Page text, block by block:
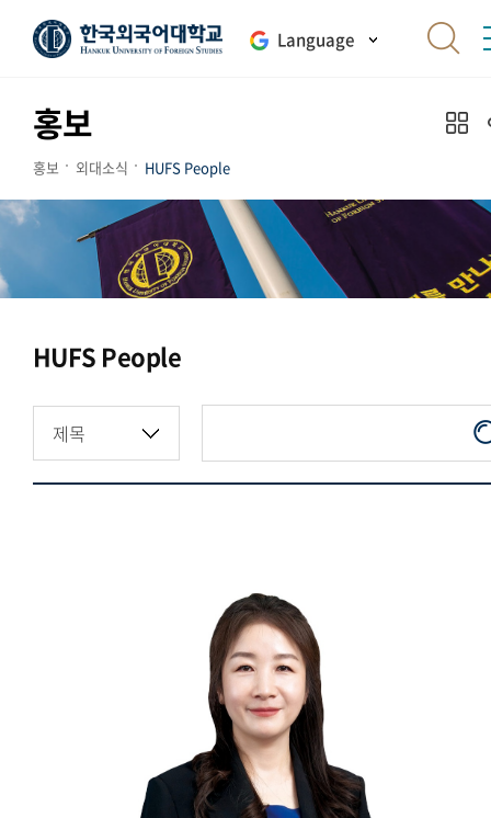
Language
홍보
홍보 외대소식 HUFS People
HUFS People